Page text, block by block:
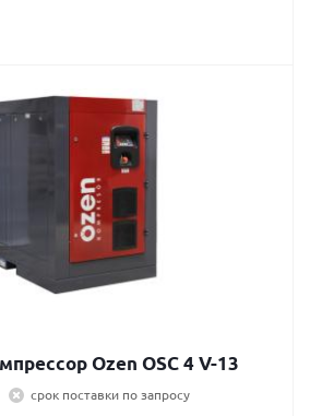
Ozen OSC 4 V-13
срок поставки по запросу